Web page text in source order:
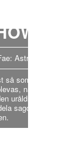
Astra
så som den
när som
uråldriga
sagor i